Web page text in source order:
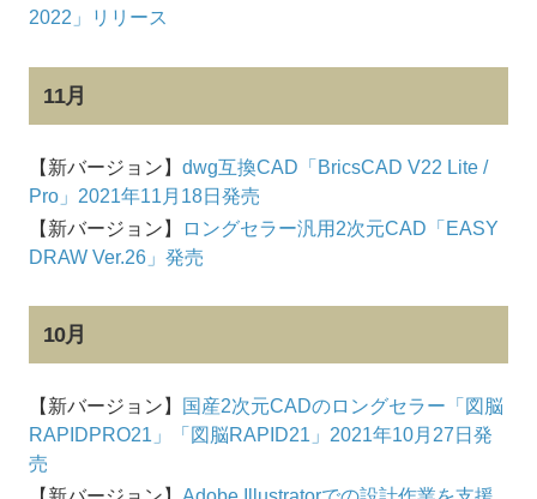
2022」リリース
11月
【新バージョン】 dwg互換CAD「BricsCAD V22 Lite /
Pro」2021年11月18日発売
【新バージョン】
ロングセラー汎用2次元CAD「EASY
DRAW Ver.26」発売
10月
【新バージョン】
国産2次元CADのロングセラー「図脳
RAPIDPRO21」「図脳RAPID21」2021年10月27日発
売